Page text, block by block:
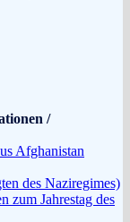
/
Afghanistan
des Naziregimes)
zum Jahrestag des